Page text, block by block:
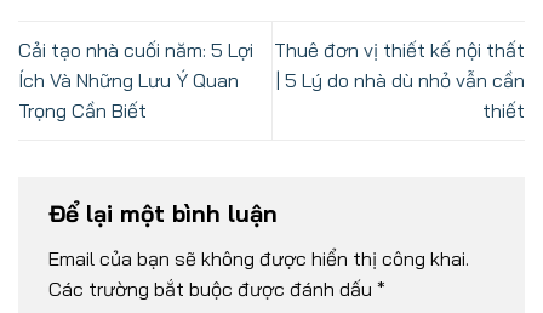
Cải tạo nhà cuối năm: 5 Lợi
Ích Và Những Lưu Ý Quan
Trọng Cần Biết
Thuê đơn vị thiết kế nội thất
| 5 Lý do nhà dù nhỏ vẫn cần
thiết
Để lại một bình luận
Email của bạn sẽ không được hiển thị công khai.
Các trường bắt buộc được đánh dấu *